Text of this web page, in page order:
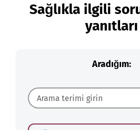
Sağlıkla ilgili
yanıtları
Aradığım: